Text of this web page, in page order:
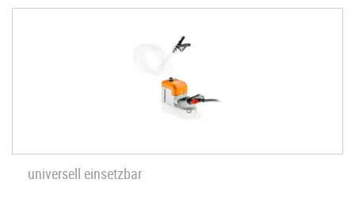
universell einsetzbar